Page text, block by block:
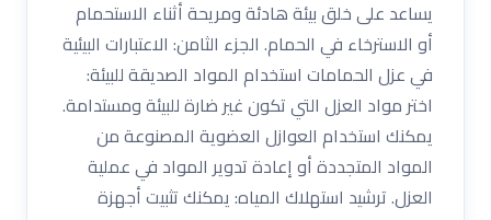
يساعد على خلق بيئة هادئة ومريحة أثناء الاستحمام
أو الاسترخاء في الحمام. الجزء الثامن: الاعتبارات البيئية
في عزل الحمامات استخدام المواد الصديقة للبيئة:
اختر مواد العزل التي تكون غير ضارة للبيئة ومستدامة.
يمكنك استخدام العوازل العضوية المصنوعة من
المواد المتجددة أو إعادة تدوير المواد في عملية
العزل. ترشيد استهلاك المياه: يمكنك تثبيت أجهزة